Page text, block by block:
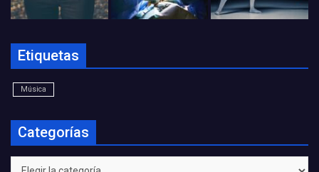
Etiquetas
Música
Categorías
Categorías